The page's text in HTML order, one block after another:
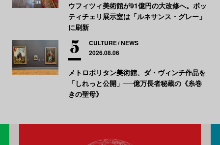
ウフィツィ美術館が91億円の大改修へ。ボッ
ティチェリ展示室は「ルネサンス・グレー」
に刷新
CULTURE NEWS
2026.08.06
メトロポリタン美術館、ダ・ヴィンチ作品を
「しれっと公開」──億万長者秘蔵の《糸巻
きの聖母》